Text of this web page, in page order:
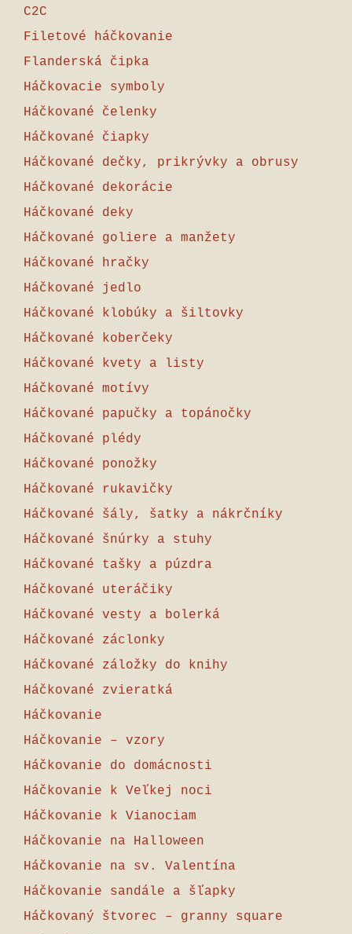
C2C
Filetové háčkovanie
Flanderská čipka
Háčkovacie symboly
Háčkované čelenky
Háčkované čiapky
Háčkované dečky, prikrývky a obrusy
Háčkované dekorácie
Háčkované deky
Háčkované goliere a manžety
Háčkované hračky
Háčkované jedlo
Háčkované klobúky a šiltovky
Háčkované koberčeky
Háčkované kvety a listy
Háčkované motívy
Háčkované papučky a topánočky
Háčkované plédy
Háčkované ponožky
Háčkované rukavičky
Háčkované šály, šatky a nákrčníky
Háčkované šnúrky a stuhy
Háčkované tašky a púzdra
Háčkované uteráčiky
Háčkované vesty a bolerká
Háčkované záclonky
Háčkované záložky do knihy
Háčkované zvieratká
Háčkovanie
Háčkovanie – vzory
Háčkovanie do domácnosti
Háčkovanie k Veľkej noci
Háčkovanie k Vianociam
Háčkovanie na Halloween
Háčkovanie na sv. Valentína
Háčkovanie sandále a šľapky
Háčkovaný štvorec – granny square